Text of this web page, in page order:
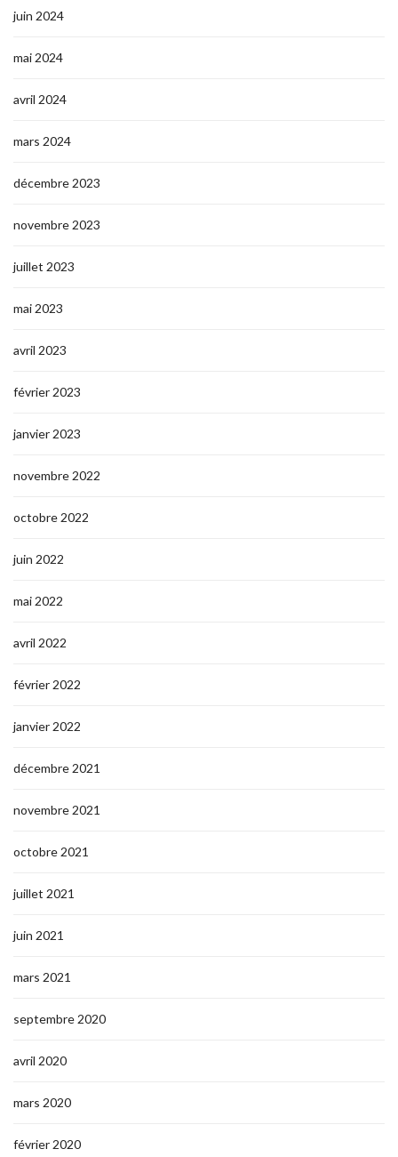
juin 2024
mai 2024
avril 2024
mars 2024
décembre 2023
novembre 2023
juillet 2023
mai 2023
avril 2023
février 2023
janvier 2023
novembre 2022
octobre 2022
juin 2022
mai 2022
avril 2022
février 2022
janvier 2022
décembre 2021
novembre 2021
octobre 2021
juillet 2021
juin 2021
mars 2021
septembre 2020
avril 2020
mars 2020
février 2020